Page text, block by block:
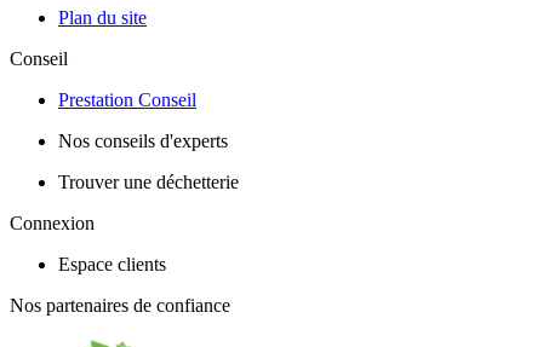
Plan du site
Conseil
Prestation Conseil
Nos conseils d'experts
Trouver une déchetterie
Connexion
Espace clients
Nos partenaires de confiance